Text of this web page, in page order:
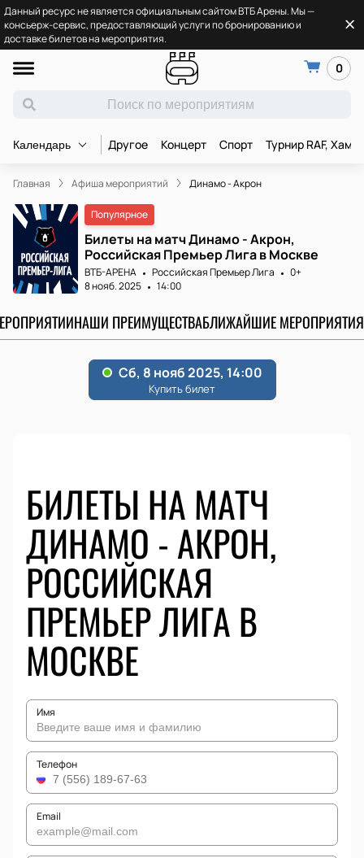
Данный ресурс не является официальным сайтом ВТБ Арены. Мы —
консьерж-сервис, предоставляющий услуги по бронированию и
доставке билетов на мероприятия.
0
Календарь Другое Концерт Спорт Турнир RAF,
Главная Афиша мероприятий Динамо - Акрон
Популярное
Билеты на матч Динамо - Акрон,
Российская Премьер Лига в Москве
ВТБ-АРЕНА Российская Премьер Лига
0+
8 нояб. 2025
14:00
НАШИ ПРЕИМУЩЕСТВАБЛИЖАЙШИЕ МЕРОПРИЯТИЯ
БИЛЕТЫ НА МАТЧ
ДИНАМО - АКРОН,
РОССИЙСКАЯ
ПРЕМЬЕР ЛИГА В
МОСКВЕ
Имя
Телефон
Email